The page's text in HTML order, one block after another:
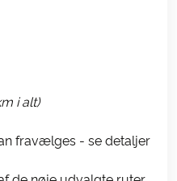
i alt)
fravælges - se detaljer